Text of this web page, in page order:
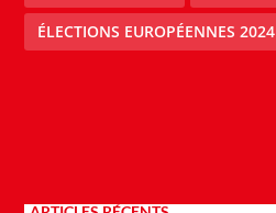
ÉLECTIONS EUROPÉENNES 2024